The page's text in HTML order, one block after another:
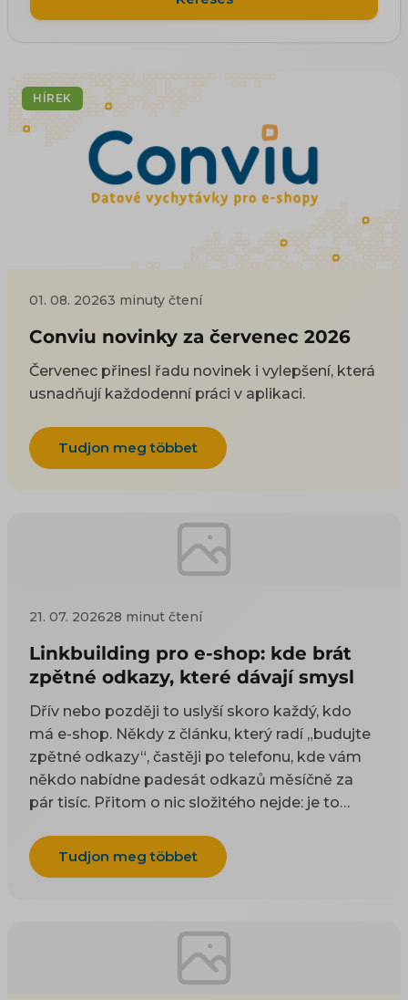
HÍREK
01. 08. 20263 minuty čtení
Conviu novinky za červenec 2026
Červenec přinesl řadu novinek i vylepšení, která
usnadňují každodenní práci v aplikaci.
Tudjon meg többet
21. 07. 202628 minut čtení
Linkbuilding pro e-shop: kde brát
zpětné odkazy, které dávají smysl
Dřív nebo později to uslyší skoro každý, kdo
má e-shop. Někdy z článku, který radí „budujte
zpětné odkazy“, častěji po telefonu, kde vám
někdo nabídne padesát odkazů měsíčně za
pár tisíc. Přitom o nic složitého nejde: je to
odkazy odjakživa bere jako doporučení — čím
víc důvěryhodných webů na vás ukazuje, tím
si to začnete zjišťovat, najdete dva druhy rad a
ani jeden vám nepomůže. Návody psané pro
blogery poradí, ať napíšete skvělý článek, na
Tudjon meg többet